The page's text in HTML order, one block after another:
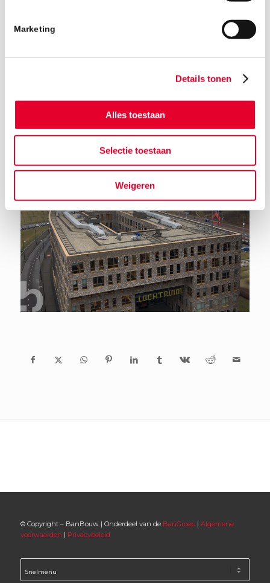
Marketing
Details tonen
Alles toestaan
Selectie toestaan
Weigeren
© Copyright – BanBouw | Onderdeel van de BanGroep| Algemene
voorwaarden | Privacybeleid